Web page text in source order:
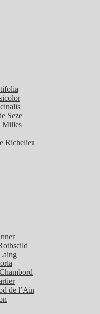
Seze
Milles
Richelieu
de l’Ain